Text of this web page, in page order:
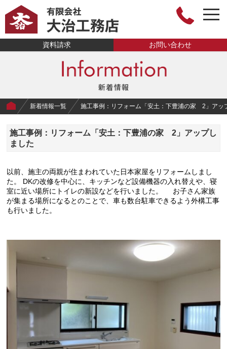
有限会社大治工
資料請求 お問い合わせ
新着情報一覧 施工事例：リフォーム「安土：下豊浦の家 2」アッ
施工事例：リフォーム「安土：下豊浦の家 2」アップし
ました
以前、施主の両親が住まわれていた日本家屋をリフォームしまし
た。 DKの改修を中心に、キッチンなど設備機器の入れ替えや、寝
室に近い場所にトイレの新設などを行いました。 お子さん家族
が集まる場所になるとのことで、車も数台駐車できるよう外構工事
も行いました。